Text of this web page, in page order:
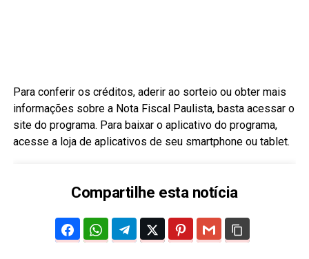
Para conferir os créditos, aderir ao sorteio ou obter mais
informações sobre a Nota Fiscal Paulista, basta acessar o
site do programa. Para baixar o aplicativo do programa,
acesse a loja de aplicativos de seu smartphone ou tablet.
Compartilhe esta notícia